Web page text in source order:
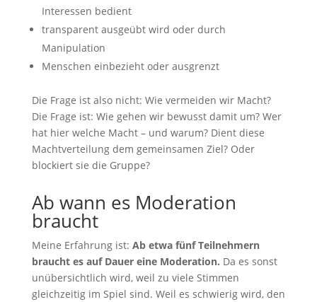
Interessen bedient
transparent ausgeübt wird oder durch
Manipulation
Menschen einbezieht oder ausgrenzt
Die Frage ist also nicht: Wie vermeiden wir Macht?
Die Frage ist: Wie gehen wir bewusst damit um? Wer
hat hier welche Macht – und warum? Dient diese
Machtverteilung dem gemeinsamen Ziel? Oder
blockiert sie die Gruppe?
Ab wann es Moderation
braucht
Meine Erfahrung ist: Ab etwa fünf Teilnehmern
braucht es auf Dauer eine Moderation. Da es sonst
unübersichtlich wird, weil zu viele Stimmen
gleichzeitig im Spiel sind. Weil es schwierig wird, den